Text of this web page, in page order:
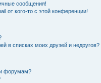
сообщения!
от кого-то с этой конференции!
в списках моих друзей и недругов?
форумам?